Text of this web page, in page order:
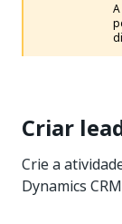
Criar
Crie a
Dynamics